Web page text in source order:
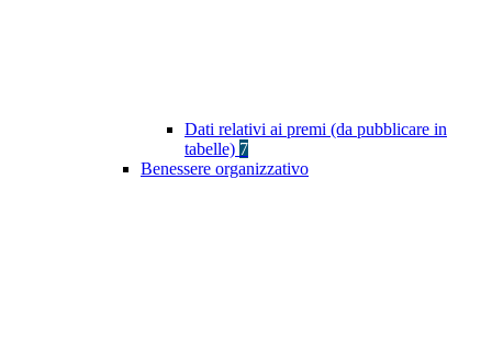
Dati relativi ai premi (da pubblicare in
tabelle) 7
Benessere organizzativo